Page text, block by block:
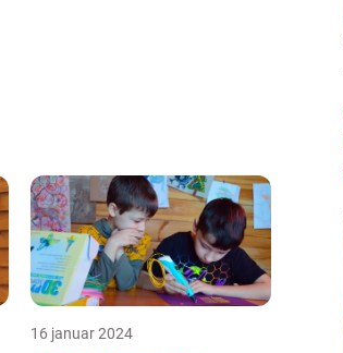
16 januar 2024